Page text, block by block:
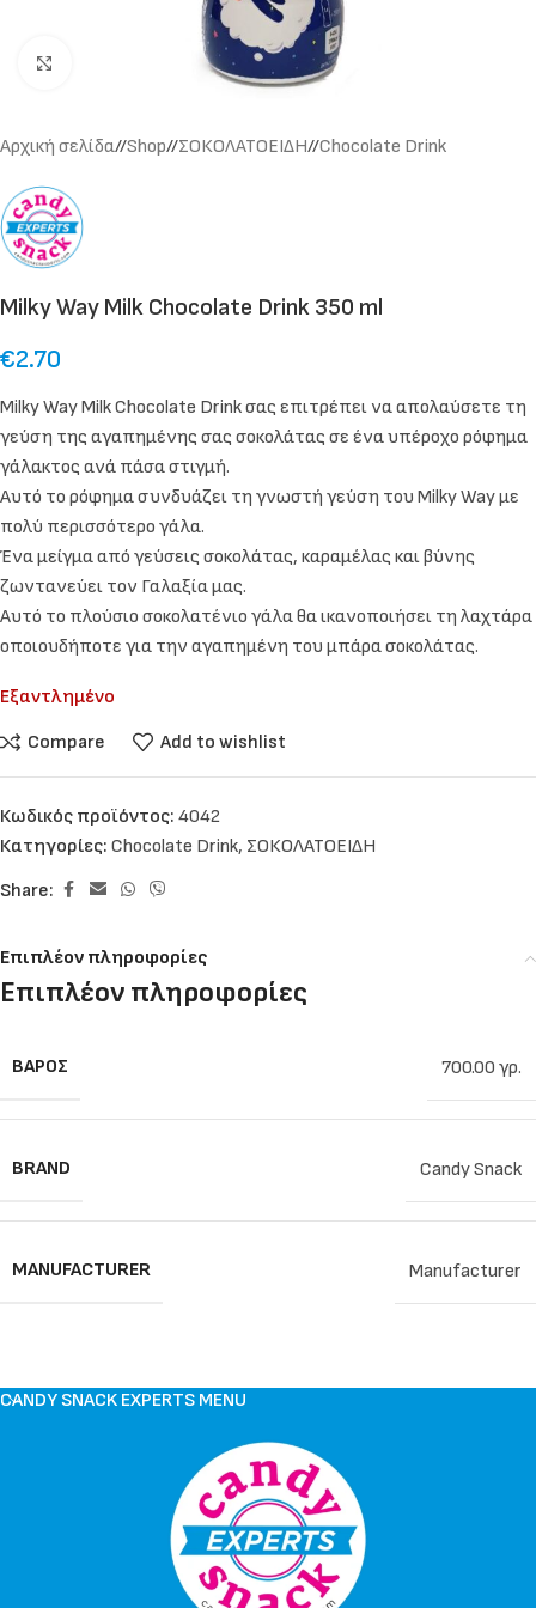
Αρχική σελίδα/ Shop/ ΣΟΚΟΛΑΤΟΕΙΔΗ/ Chocolate Drink
Milky Way Milk Chocolate Drink 350 ml
€2.70
Milky Way Milk Chocolate Drink σας επιτρέπει να απολαύσετε τη
γεύση της αγαπημένης σας σοκολάτας σε ένα υπέροχο ρόφημα
γάλακτος ανά πάσα στιγμή.
Αυτό το ρόφημα συνδυάζει τη γνωστή γεύση του Milky Way με
πολύ περισσότερο γάλα.
Ένα μείγμα από γεύσεις σοκολάτας, καραμέλας και βύνης
ζωντανεύει τον Γαλαξία μας.
Αυτό το πλούσιο σοκολατένιο γάλα θα ικανοποιήσει τη λαχτάρα
οποιουδήποτε για την αγαπημένη του μπάρα σοκολάτας.
Εξαντλημένο
Compare
Add to wishlist
Κωδικός προϊόντος: 4042
Κατηγορίες: Chocolate Drink, ΣΟΚΟΛΑΤΟΕΙΔΗ
Share:
Επιπλέον πληροφορίες
Επιπλέον πληροφορίες
ΒΆΡΟΣ 700.00 γρ.
BRAND Candy Snack
MANUFACTURER Manufacturer
CANDY SNACK EXPERTS MENU